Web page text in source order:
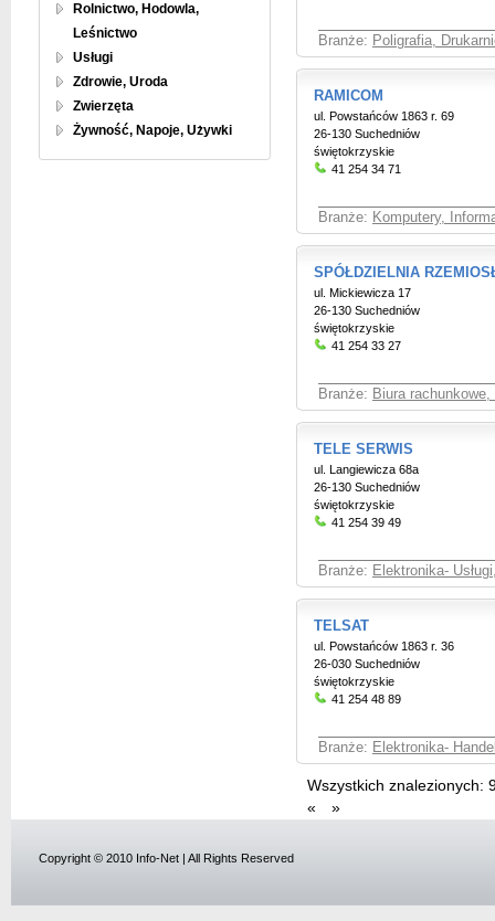
Rolnictwo, Hodowla,
Leśnictwo
Usługi
Zdrowie, Uroda
Zwierzęta
Żywność, Napoje, Używki
Branże: Poligrafia,
RAMICOM
ul. Powstańców 1863 r. 69
26-130 Suchedniów
świętokrzyskie
41 254 34 71
Branże: Komputery,
SPÓŁDZIELNIA
ul. Mickiewicza 17
26-130 Suchedniów
świętokrzyskie
41 254 33 27
Branże: Biura
TELE SERWIS
ul. Langiewicza 68a
26-130 Suchedniów
świętokrzyskie
41 254 39 49
Branże: Elektronika- Usługi
TELSAT
ul. Powstańców 1863 r. 36
26-030 Suchedniów
świętokrzyskie
41 254 48 89
Branże: Elektronika-
Wszystkich znalezionych:
«
»
Copyright © 2010 Info-Net | All Rights Reserved